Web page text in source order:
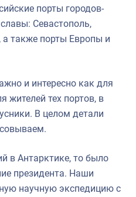
порты городов-
Севастополь,
а также порты Европы и
и интересно как для
жителей тех портов, в
В целом детали
в Антарктике, то было
президента. Наши
научную экспедицию с